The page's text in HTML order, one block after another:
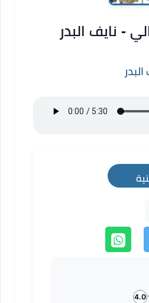
- نايف البدر
4.0